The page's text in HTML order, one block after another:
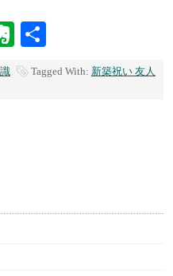
Evernote
有
Tagged With: 新築祝い 友人